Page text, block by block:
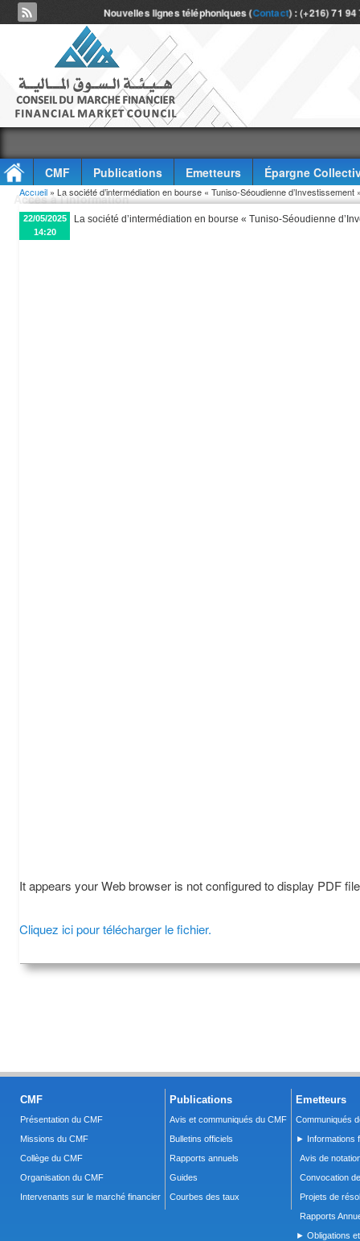
Nouvelles lignes téléphoniques (Contact) : (+216) 71
CMF Publications Emetteurs
Épargne
Accès à l'information
Vous êtes ici
Accueil » La société d’intermédiation en bourse « Tuniso-Séoudienne
22/05/2025
14:20
La société d’intermédiation en bourse « Tuniso-Séoudienne
It appears your Web browser is not configured to display PDF
Cliquez ici pour télécharger le fichier.
CMF
Présentation du CMF
Missions du CMF
Collège du CMF
Organisation du CMF
Intervenants sur le marché financier
Publications
Avis et communiqués du CMF
Bulletins officiels
Rapports annuels
Guides
Courbes des taux
Emetteurs
Communiqués
► Informations
Avis de
Convocation
Projets de
Rapports
► Obligations